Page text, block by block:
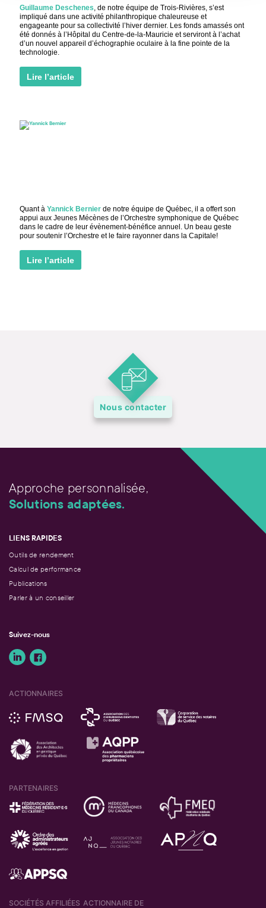
Guillaume Deschenes , de notre équipe de Trois-Rivières, s’est
impliqué dans une activité philanthropique chaleureuse et
engageante pour sa collectivité l’hiver dernier. Les fonds amassés ont
été donnés à l’Hôpital du Centre-de-la-Mauricie et serviront à l’achat
d’un nouvel appareil d’échographie oculaire à la fine pointe de la
technologie.
Lire l’article
Quant à Yannick Bernier de notre équipe de Québec, il a offert son
appui aux Jeunes Mécènes de l’Orchestre symphonique de Québec
dans le cadre de leur évènement-bénéfice annuel. Un beau geste
pour soutenir l’Orchestre et le faire rayonner dans la Capitale!
Lire l’article
Nous contacter
Approche personnalisée,
Solutions adaptées.
LIENS RAPIDES
Outils de rendement
Calcul de performance
Publications
Parler à un conseiller
Suivez-nous
ACTIONNAIRES
PARTENAIRES
SOCIÉTÉS AFFILIÉES ACTIONNAIRE DE